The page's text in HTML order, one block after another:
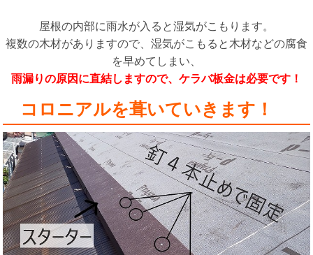
屋根の内部に雨水が入ると湿気がこもります。
複数の木材がありますので、湿気がこもると木材などの腐食
を早めてしまい、
雨漏りの原因に直結しますので、ケラバ板金は必要です！
コロニアルを葺いていきます！